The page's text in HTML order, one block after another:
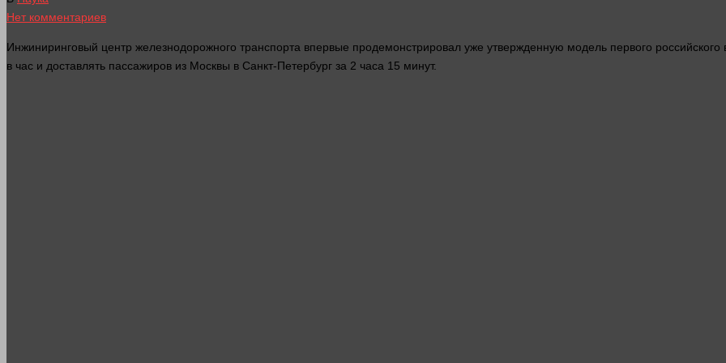
Нет комментариев
Инжиниринговый центр железнодорожного транспорта впервые продемонстрировал уже утвержденную модель первого российского
в час и доставлять пассажиров из Москвы в Санкт-Петербург за 2 часа 15 минут.